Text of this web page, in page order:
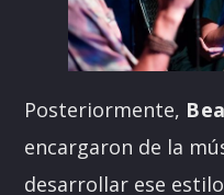
Posteriormente,
encargaron de la
desarrollar ese